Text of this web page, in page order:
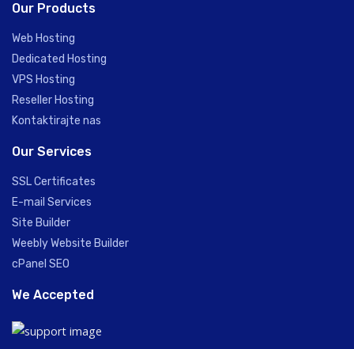
Our Products
Web Hosting
Dedicated Hosting
VPS Hosting
Reseller Hosting
Kontaktirajte nas
Our Services
SSL Certificates
E-mail Services
Site Builder
Weebly Website Builder
cPanel SEO
We Accepted